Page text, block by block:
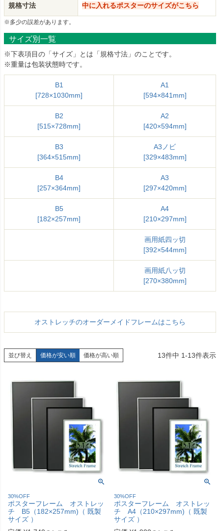
規格寸法 中に入れるポスターのサイズがこちら
※多少の誤差があります。
サイズ別一覧
※下表項目の「サイズ」とは「規格寸法」のことです。
※重量は包装状態時です。
B1
[728×1030mm]
A1
[594×841mm]
B2
[515×728mm]
A2
[420×594mm]
B3
[364×515mm]
A3ノビ
[329×483mm]
B4
[257×364mm]
A3
[297×420mm]
B5
[182×257mm]
A4
[210×297mm]
画用紙四ッ切
[392×544mm]
画用紙八ッ切
[270×380mm]
オストレッチのオーダーメイドフレームはこちら
並び替え 価格が安い順 価格が高い順 13件中 1-13件表示
30%OFF
ポスターフレーム オストレッ
チ B5（182×257mm)（ 既製
サイズ ）
30%OFF
ポスターフレーム オストレッ
チ A4（210×297mm)（ 既製
サイズ ）